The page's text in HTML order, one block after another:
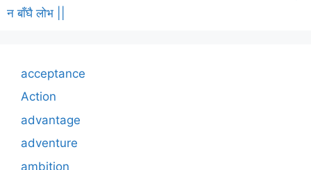
न बाँघै लोभ ||
acceptance
Action
advantage
adventure
ambition